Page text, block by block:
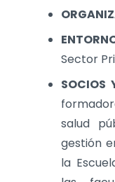
Sector
SOCIOS
salud
gestión
la